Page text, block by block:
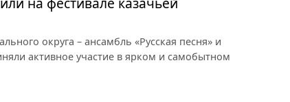
округа – ансамбль «Русская песня» и
активное участие в ярком и самобытном